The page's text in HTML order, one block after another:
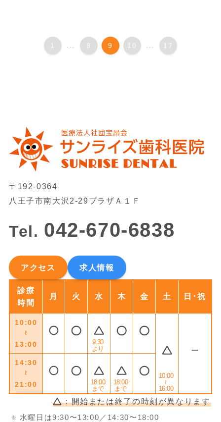
1 ... 8 9 10 ... 17
〒192-0364
八王子市南大沢2-29プラザＡ１Ｆ
Tel. 042-670-6838
アクセス 求人情報
診療
時間
月 火 水 木 金 土 日･祝
10:00
～
13:00
9:30
より
10:00
～
16:00
14:30
～
21:00
18:00
まで
18:00
まで
：開始または終了の時刻が異なります
水曜日は9:30〜13:00／14:30〜18:00